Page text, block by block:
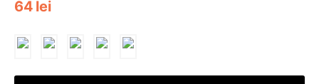
64 lei